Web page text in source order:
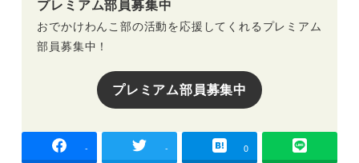
プレミアム部員募集中
おでかけわんこ部の活動を応援してくれるプレミアム
部員募集中！
プレミアム部員募集中
- - 0